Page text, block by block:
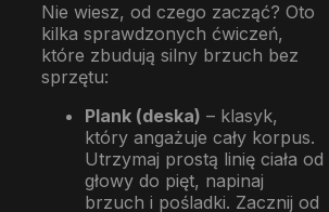
Nie wiesz, od czego zacząć? Oto
kilka sprawdzonych ćwiczeń,
które zbudują silny brzuch bez
sprzętu:
Plank (deska) – klasyk,
który angażuje cały korpus.
Utrzymaj prostą linię ciała od
głowy do pięt, napinaj
brzuch i pośladki. Zacznij od